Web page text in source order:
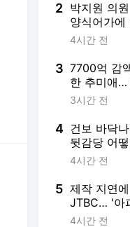
2 박지원 의
양식어가에
지급과 할
4시간 전
3 7700억 감
한 추미애…
정 정말 '비
3시간 전
4 건보 바닥
뒷감당 어
도 안 지킨
4시간 전
5 제작 지연
JTBC… '아
은 변우석·
4시간 전